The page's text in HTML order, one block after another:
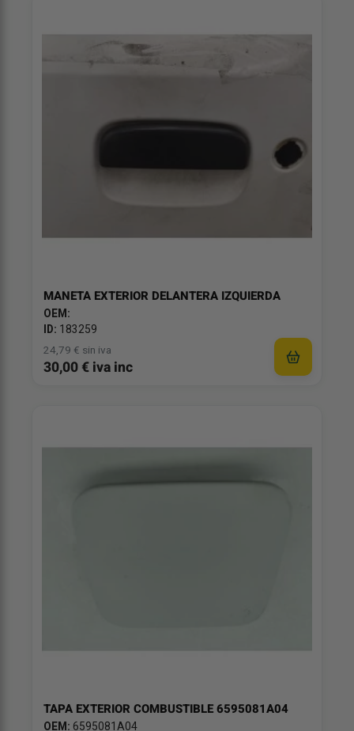
MANETA EXTERIOR DELANTERA IZQUIERDA
OEM:
ID: 183259
24,79 € sin iva
30,00 € iva inc
TAPA EXTERIOR COMBUSTIBLE 6595081A04
OEM: 6595081A04